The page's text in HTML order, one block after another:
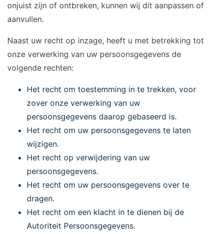
onjuist zijn of ontbreken, kunnen wij dit aanpassen of
aanvullen.
Naast uw recht op inzage, heeft u met betrekking tot
onze verwerking van uw persoonsgegevens de
volgende rechten:
Het recht om toestemming in te trekken, voor
zover onze verwerking van uw
persoonsgegevens daarop gebaseerd is.
Het recht om uw persoonsgegevens te laten
wijzigen.
Het recht op verwijdering van uw
persoonsgegevens.
Het recht om uw persoonsgegevens over te
dragen.
Het recht om een klacht in te dienen bij de
Autoriteit Persoonsgegevens.